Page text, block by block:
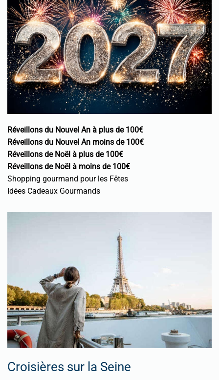
Réveillons du Nouvel An à plus de 100€
Réveillons du Nouvel An moins de 100€
Réveillons de Noël à plus de 100€
Réveillons de Noël à moins de 100€
Shopping gourmand pour les Fêtes
Idées Cadeaux Gourmands
Croisières sur la Seine